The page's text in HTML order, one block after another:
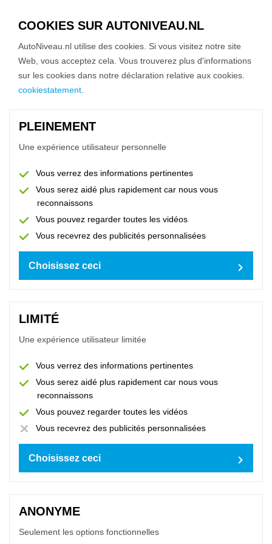
COOKIES SUR AUTONIVEAU.NL
AutoNiveau.nl utilise des cookies. Si vous visitez notre site
Web, vous acceptez cela. Vous trouverez plus d'informations
sur les cookies dans notre déclaration relative aux cookies.
cookiestatement
PLEINEMENT
Une expérience utilisateur personnelle
Vous verrez des informations pertinentes
Vous serez aidé plus rapidement car nous vous
reconnaissons
Vous pouvez regarder toutes les vidéos
Vous recevrez des publicités personnalisées
Choisissez ceci
LIMITÉ
Une expérience utilisateur limitée
Vous verrez des informations pertinentes
Vous serez aidé plus rapidement car nous vous
reconnaissons
Vous pouvez regarder toutes les vidéos
Vous recevrez des publicités personnalisées
Choisissez ceci
ANONYME
Seulement les options fonctionnelles
Mon Subaru
CONFIDENCE IN MOTION
Ensemble nous sommes forts en
CONTACTER
Questions générales et formation
+31 88 00 44 123
info@autoniveau.nl
© 2021 AutoNiveau Tout sur nos conditions
Paramètres des cookies